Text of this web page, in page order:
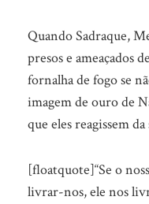
Quando Sadraque,
presos e ameaçados
fornalha de fogo se
imagem de ouro de
que eles reagissem
[floatquote]“Se o
livrar-nos, ele nos